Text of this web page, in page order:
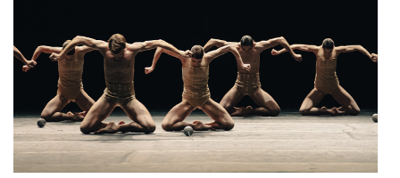
Είσοδος διαχειριστή